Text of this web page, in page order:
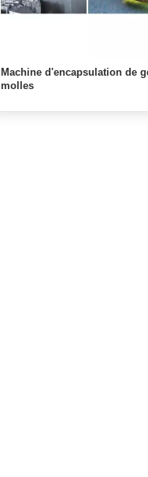
Machine d'encapsulation de
molles